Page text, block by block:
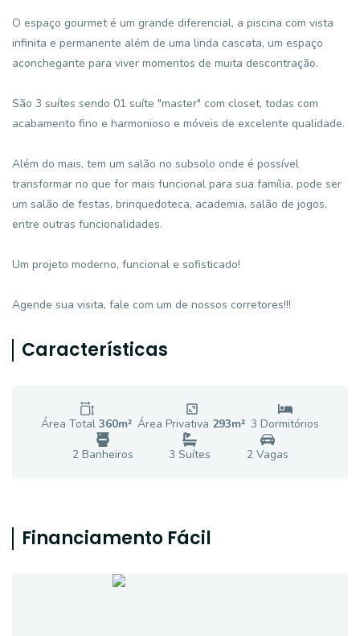
O espaço gourmet é um grande diferencial, a piscina com vista
infinita e permanente além de uma linda cascata, um espaço
aconchegante para viver momentos de muita descontração.
São 3 suítes sendo 01 suíte "master" com closet, todas com
acabamento fino e harmonioso e móveis de excelente qualidade.
Além do mais, tem um salão no subsolo onde é possível
transformar no que for mais funcional para sua família, pode ser
um salão de festas, brinquedoteca, academia, salão de jogos,
entre outras funcionalidades.
Um projeto moderno, funcional e sofisticado!
Agende sua visita, fale com um de nossos corretores!!!
Características
Área Total 360m² Área Privativa 293m² 3 Dormitórios
2Banheiros 3 Suítes 2Vagas
Financiamento Fácil